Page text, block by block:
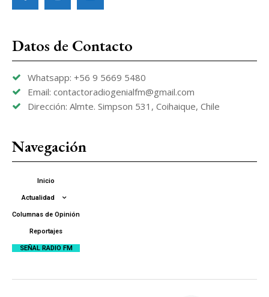
Datos de Contacto
Whatsapp: +56 9 5669 5480
Email: contactoradiogenialfm@gmail.com
Dirección: Almte. Simpson 531, Coihaique, Chile
Navegación
Inicio
Actualidad
Columnas de Opinión
Reportajes
SEÑAL RADIO FM